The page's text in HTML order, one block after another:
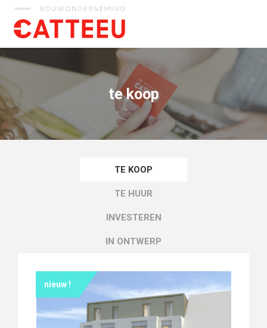
Catteeu
te koop
TE KOOP
TE HUUR
INVESTEREN
IN ONTWERP
nieuw !